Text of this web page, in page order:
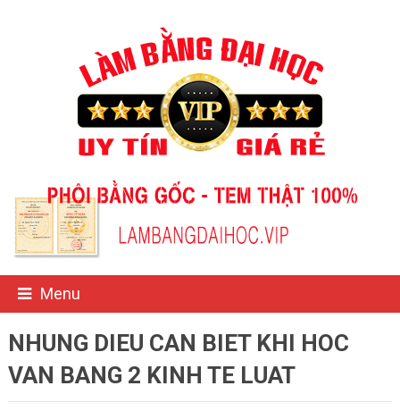
Menu
NHUNG DIEU CAN BIET KHI HOC
VAN BANG 2 KINH TE LUAT